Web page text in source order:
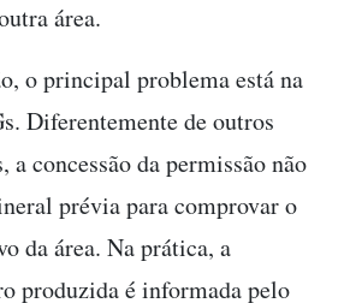
área.
o principal problema está na
Diferentemente de outros
concessão da permissão não
prévia para comprovar o
da área. Na prática, a
produzida é informada pelo